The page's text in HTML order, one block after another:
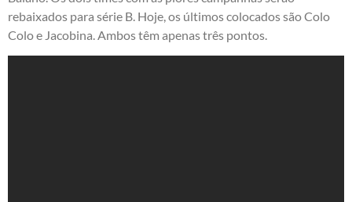
rebaixados para série B. Hoje, os últimos colocados são Colo
Colo e Jacobina. Ambos têm apenas três pontos.